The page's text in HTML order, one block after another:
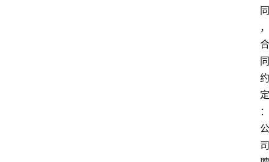
同
，
合
同
约
定
：
公
司